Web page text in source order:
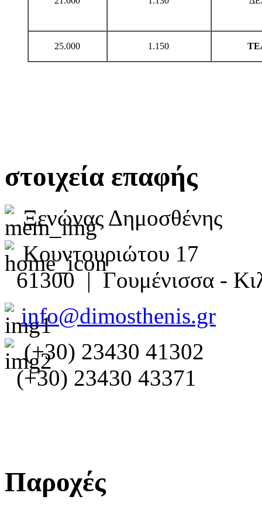
25.000 1.150
στοιχεία επαφής
Ξενώνας Δημοσθένης
Κουντουριώτου 17
61300 | Γουμένισσα -
info@dimosthenis.gr
(+30) 23430 41302
(+30) 23430 43371
Παροχές